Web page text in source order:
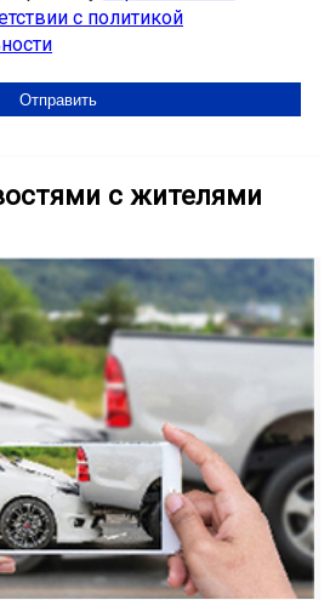
с политикой
с жителями